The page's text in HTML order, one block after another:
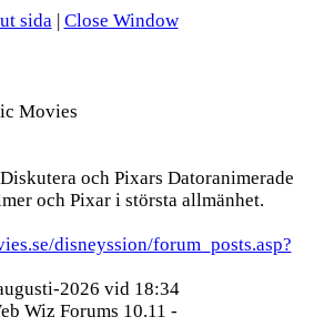
sida| Close Window
Movies
Diskutera och Pixars Datoranimerade
och Pixar i största allmänhet.
disneyssion/forum_posts.asp?
2026 vid 18:34
Wiz Forums 10.11 -